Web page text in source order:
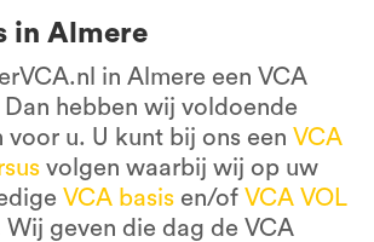
in Almere
in Almere een VCA
hebben wij voldoende
u. U kunt bij ons een VCA
volgen waarbij wij op uw
VCA basisen/of VCA VOL
Wij geven die dag de VCA